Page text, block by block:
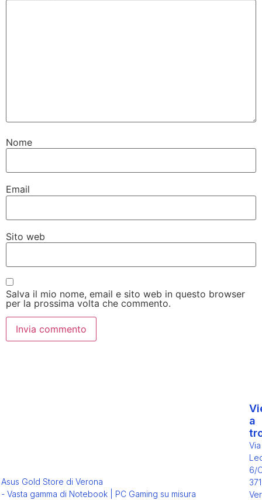
Nome
Email
Sito web
Salva il mio nome, email e sito web in questo browser
per la prossima volta che commento.
Asus Gold Store di Verona
- Vasta gamma di Notebook | PC Gaming su misura
a
Via
6/